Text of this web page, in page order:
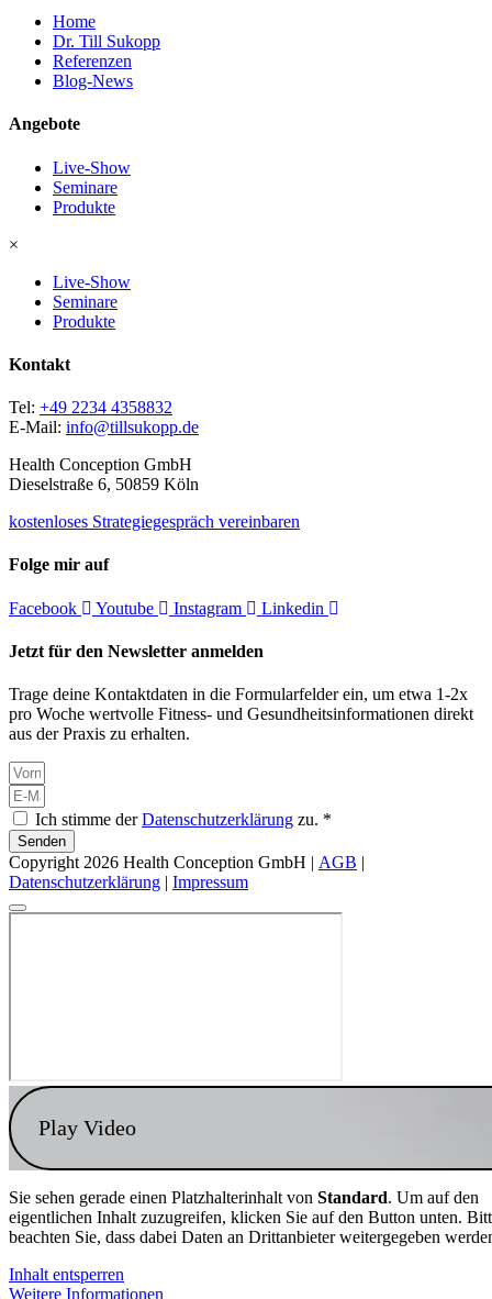
Home
Dr. Till Sukopp
Referenzen
Blog-News
Angebote
Live-Show
Seminare
Produkte
×
Live-Show
Seminare
Produkte
Kontakt
Tel: +49 2234 4358832
E-Mail: info@tillsukopp.de
Health Conception GmbH
Dieselstraße 6, 50859 Köln
kostenloses Strategiegespräch vereinbaren
Folge mir auf
Facebook Youtube Instagram Linkedin
Jetzt für den Newsletter anmelden
Trage deine Kontaktdaten in die Formularfelder ein, um etwa 1-2x
pro Woche wertvolle Fitness- und Gesundheitsinformationen direkt
aus der Praxis zu erhalten.
Ich stimme derDatenschutzerklärung zu. *
Senden
Copyright 2026 Health Conception GmbH | AGB |
Datenschutzerklärung | Impressum
Play Video
Sie sehen gerade einen Platzhalterinhalt von Standard. Um auf den
eigentlichen Inhalt zuzugreifen, klicken Sie auf den Button unten.
beachten Sie, dass dabei Daten an Drittanbieter weitergegeben
Inhalt entsperren
Weitere Informationen